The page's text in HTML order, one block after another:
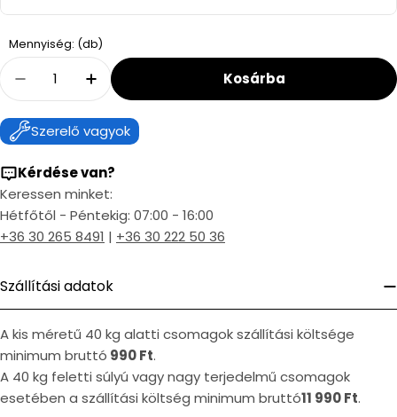
Mennyiség: (db)Quantity
Decrease Quantity For Effebi Total
Increase Quantity For Effebi Total
Kosárba
Szerelő vagyok
Kérdése van?
Keressen minket:
Hétfőtől - Péntekig: 07:00 - 16:00
+36 30 265 8491 | +36 30 222 50 36
Szállítási adatok
A kis méretű 40 kg alatti csomagok szállítási költsége
minimum bruttó 990 Ft.
A 40 kg feletti súlyú vagy nagy terjedelmű csomagok
esetében a szállítási költség minimum bruttó11 990 Ft.